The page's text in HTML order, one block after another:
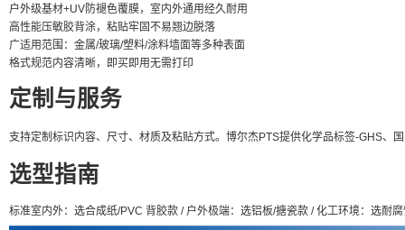
户外级基材+UV防褪色覆膜，室内外通用经久耐用
高性能压敏胶背涂，粘贴牢固不易翘边脱落
广适用范围：金属/玻璃/塑料/涂料墙面等多种表面
格式规范内容清晰，即买即用无需打印
定制与服务
支持定制标识内容、尺寸、材质及粘贴方式。博尔杰PTS提供化学品标签-GHS
选型指南
标准室内外：选合成纸/PVC 背胶款 / 户外极端：选铝板/搪瓷款 / 化工环境：选耐